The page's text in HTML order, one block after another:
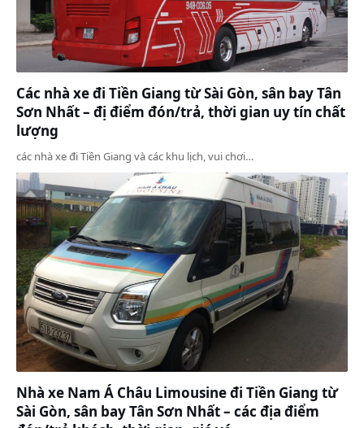
Các nhà xe đi Tiền Giang từ Sài Gòn, sân bay Tân
Sơn Nhất – đị điểm đón/trả, thời gian uy tín chất
lượng
các nhà xe đi Tiền Giang và các khu lịch, vui chơi…
Nhà xe Nam Á Châu Limousine đi Tiền Giang từ
Sài Gòn, sân bay Tân Sơn Nhất – các địa điểm